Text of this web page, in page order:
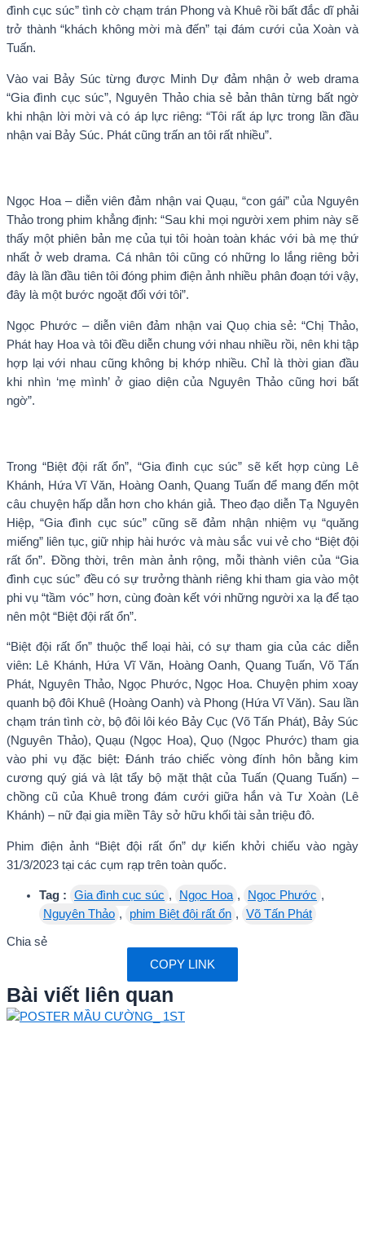
đình cục súc” tình cờ chạm trán Phong và Khuê rồi bất đắc dĩ phải
trở thành “khách không mời mà đến” tại đám cưới của Xoàn và
Tuấn.
Vào vai Bảy Súc từng được Minh Dự đảm nhận ở web drama
“Gia đình cục súc”, Nguyên Thảo chia sẻ bản thân từng bất ngờ
khi nhận lời mời và có áp lực riêng: “Tôi rất áp lực trong lần đầu
nhận vai Bảy Súc. Phát cũng trấn an tôi rất nhiều”.
Ngọc Hoa – diễn viên đảm nhận vai Quạu, “con gái” của Nguyên
Thảo trong phim khẳng định: “Sau khi mọi người xem phim này sẽ
thấy một phiên bản mẹ của tụi tôi hoàn toàn khác với bà mẹ thứ
nhất ở web drama. Cá nhân tôi cũng có những lo lắng riêng bởi
đây là lần đầu tiên tôi đóng phim điện ảnh nhiều phân đoạn tới vậy,
đây là một bước ngoặt đối với tôi”.
Ngọc Phước – diễn viên đảm nhận vai Quọ chia sẻ: “Chị Thảo,
Phát hay Hoa và tôi đều diễn chung với nhau nhiều rồi, nên khi tập
hợp lại với nhau cũng không bị khớp nhiều. Chỉ là thời gian đầu
khi nhìn ‘mẹ mình’ ở giao diện của Nguyên Thảo cũng hơi bất
ngờ”.
Trong “Biệt đội rất ổn”, “Gia đình cục súc” sẽ kết hợp cùng Lê
Khánh, Hứa Vĩ Văn, Hoàng Oanh, Quang Tuấn để mang đến một
câu chuyện hấp dẫn hơn cho khán giả. Theo đạo diễn Tạ Nguyên
Hiệp, “Gia đình cục súc” cũng sẽ đảm nhận nhiệm vụ “quăng
miếng” liên tục, giữ nhịp hài hước và màu sắc vui vẻ cho “Biệt đội
rất ổn”. Đồng thời, trên màn ảnh rộng, mỗi thành viên của “Gia
đình cục súc” đều có sự trưởng thành riêng khi tham gia vào một
phi vụ “tầm vóc” hơn, cùng đoàn kết với những người xa lạ để tạo
nên một “Biệt đội rất ổn”.
“Biệt đội rất ổn” thuộc thể loại hài, có sự tham gia của các diễn
viên: Lê Khánh, Hứa Vĩ Văn, Hoàng Oanh, Quang Tuấn, Võ Tấn
Phát, Nguyên Thảo, Ngọc Phước, Ngọc Hoa. Chuyện phim xoay
quanh bộ đôi Khuê (Hoàng Oanh) và Phong (Hứa Vĩ Văn). Sau lần
chạm trán tình cờ, bộ đôi lôi kéo Bảy Cục (Võ Tấn Phát), Bảy Súc
(Nguyên Thảo), Quạu (Ngọc Hoa), Quọ (Ngọc Phước) tham gia
vào phi vụ đặc biệt: Đánh tráo chiếc vòng đính hôn bằng kim
cương quý giá và lật tẩy bộ mặt thật của Tuấn (Quang Tuấn) –
chồng cũ của Khuê trong đám cưới giữa hắn và Tư Xoàn (Lê
Khánh) – nữ đại gia miền Tây sở hữu khối tài sản triệu đô.
Phim điện ảnh “Biệt đội rất ổn” dự kiến khởi chiếu vào ngày
31/3/2023 tại các cụm rạp trên toàn quốc.
Tag : Gia đình cục súc , Ngọc Hoa , Ngọc Phước ,
Nguyên Thảo , phim Biệt đội rất ổn , Võ Tấn Phát
Chia sẻ
COPY LINK
Bài viết liên quan